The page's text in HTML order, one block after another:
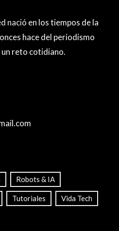
nació en los tiempos de la
hace del periodismo
reto cotidiano.
Robots & IA
Tutoriales Vida Tech